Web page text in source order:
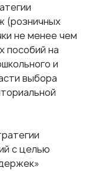
(розничных
не менее чем
пособий на
и
выбора
с целью